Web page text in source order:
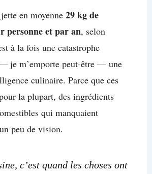
en moyenne 29 kg de
personne et par an, selon
à la fois une catastrophe
je m’emporte peut-être — une
culinaire. Parce que ces
la plupart, des ingrédients
qui manquaient
peu de vision.
c’est quand les choses ont